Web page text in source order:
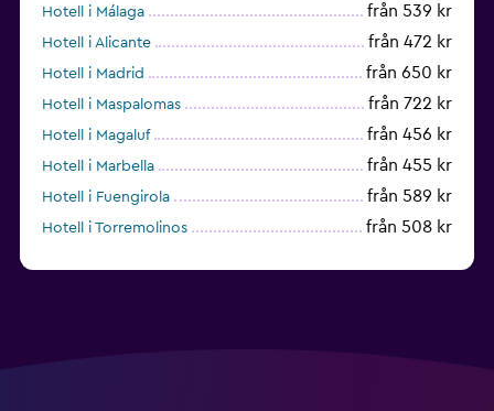
Hotell i Málaga från 539 kr
Hotell i Alicante från 472 kr
Hotell i Madrid från 650 kr
Hotell i Maspalomas från 722 kr
Hotell i Magaluf från 456 kr
Hotell i Marbella från 455 kr
Hotell i Fuengirola från 589 kr
Hotell i Torremolinos från 508 kr